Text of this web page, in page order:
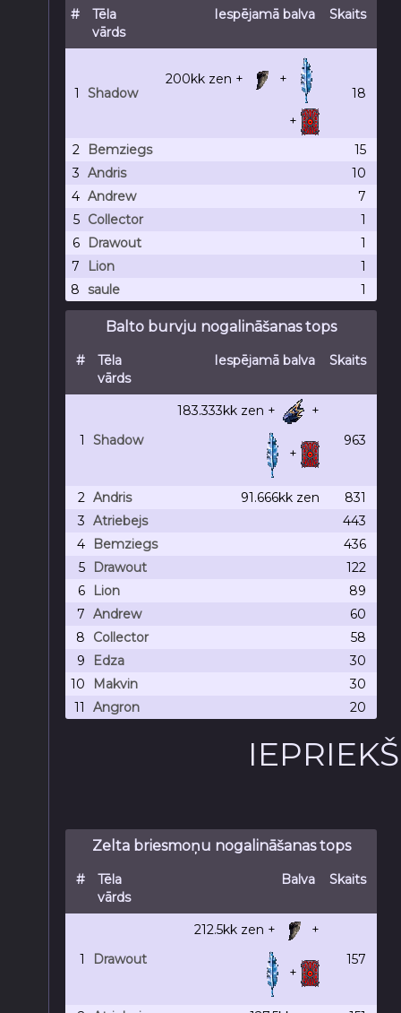
#
Tēla
vārds
Iespējamā balva Skaits
1 Shadow
200kk zen + +
+
18
2 Bemziegs
15
3 Andris
10
4 Andrew
7
5 Collector
1
6
Drawout
1
7
Lion
1
8 saule 1
Balto burvju nogalināšanas tops
#
Tēla
vārds
Iespējamā balva Skaits
1 Shadow
183.333kk zen + +
+
963
2 Andris 91.666kk zen
831
3 Atriebejs
443
4
Bemziegs
436
5
Drawout
122
6
Lion
89
7 Andrew
60
8
Collector
58
9
Edza
30
10
Makvin
30
11
Angron 20
Zelta briesmoņu nogalināšanas tops
#
Tēla
vārds
Balva Skaits
1 Drawout
212.5kk zen + +
+
157